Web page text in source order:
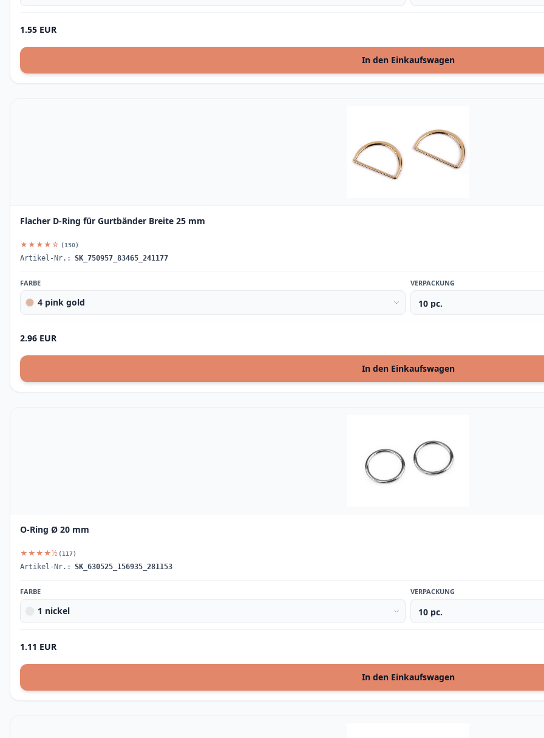
1.55 EUR
In den Einkaufswagen
Flacher D-Ring für Gurtbänder Breite 25 mm
★★★★☆ (150)
Artikel-Nr.: SK_750957_83465_241177
FARBE
4 pink gold
VERPACKUNG
2.96 EUR
In den Einkaufswagen
O-Ring Ø 20 mm
★★★★½ (117)
Artikel-Nr.: SK_630525_156935_281153
FARBE
1 nickel
VERPACKUNG
1.11 EUR
In den Einkaufswagen